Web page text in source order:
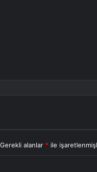
Gerekli alanlar * ile